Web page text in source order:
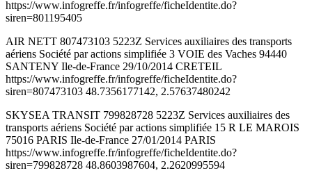
https://www.infogreffe.fr/infogreffe/ficheIdentite.do?
siren=801195405
AIR NETT 807473103 5223Z Services auxiliaires des transports
aériens Société par actions simplifiée 3 VOIE des Vaches 94440
SANTENY Ile-de-France 29/10/2014 CRETEIL
https://www.infogreffe.fr/infogreffe/ficheIdentite.do?
siren=807473103 48.7356177142, 2.57637480242
SKYSEA TRANSIT 799828728 5223Z Services auxiliaires des
transports aériens Société par actions simplifiée 15 R LE MAROIS
75016 PARIS Ile-de-France 27/01/2014 PARIS
https://www.infogreffe.fr/infogreffe/ficheIdentite.do?
siren=799828728 48.8603987604, 2.2620995594